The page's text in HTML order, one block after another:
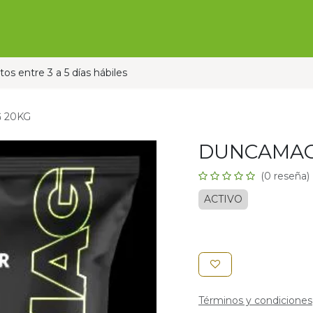
entre 3 a 5 días hábiles
20KG
(0 reseña)
ACTIVO
Términos y condiciones